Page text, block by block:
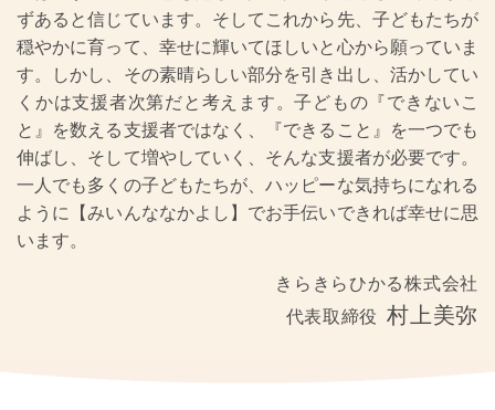
ずあると信じています。そしてこれから先、子どもたちが
穏やかに育って、幸せに輝いてほしいと心から願っていま
す。しかし、その素晴らしい部分を引き出し、活かしてい
くかは支援者次第だと考えます。子どもの『できないこ
と』を数える支援者ではなく、『できること』を一つでも
伸ばし、そして増やしていく、そんな支援者が必要です。
一人でも多くの子どもたちが、ハッピーな気持ちになれる
ように【みいんななかよし】でお手伝いできれば幸せに思
います。
きらきらひかる株式会社
代表取締役 村上美弥